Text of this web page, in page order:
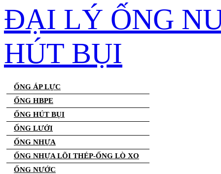
ĐẠI LÝ ỐNG
HÚT BỤI
ỐNG ÁP LỰC
ỐNG HBPE
ỐNG HÚT BỤI
ỐNG LƯỚI
ỐNG NHỰA
ỐNG NHỰA LÕI THÉP-ỐNG LÒ XO
ỐNG NƯỚC